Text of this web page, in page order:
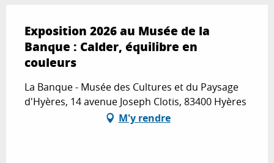
Exposition 2026 au Musée de la
Banque : Calder, équilibre en
couleurs
La Banque - Musée des Cultures et du Paysage
d'Hyères, 14 avenue Joseph Clotis, 83400 Hyères
M'y rendre